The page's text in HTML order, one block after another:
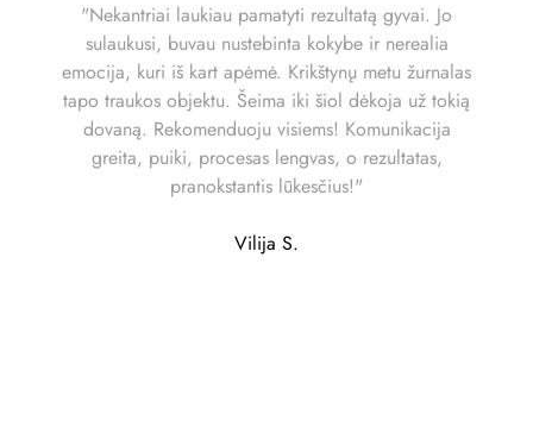
"Nekantriai laukiau pamatyti rezultatą gyvai. Jo
sulaukusi, buvau nustebinta kokybe ir nerealia
emocija, kuri iš kart apėmė. Krikštynų metu žurnalas
tapo traukos objektu. Šeima iki šiol dėkoja už tokią
dovaną. Rekomenduoju visiems! Komunikacija
greita, puiki, procesas lengvas, o rezultatas,
pranokstantis lūkesčius!"
Vilija S.